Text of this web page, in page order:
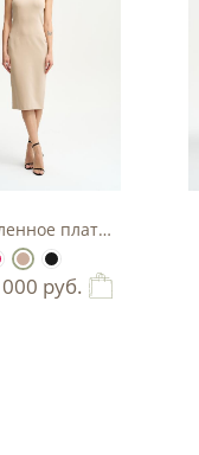
платье-футляр
руб.